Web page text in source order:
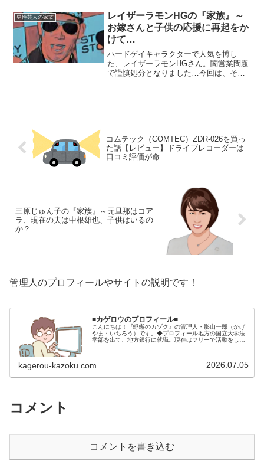
男性芸人の家族
レイザーラモンHGの『家族』～
お嫁さんと子供の応援に再起をか
けて…
ハードゲイキャラクターで人気を博し
た、レイザーラモンHGさん。闇営業問題
で謹慎処分となりました…今回は、そん
コムテック（COMTEC）ZDR-026を買っ
た話【レビュー】ドライブレコーダーは
口コミ評価が命
三原じゅん子の『家族』～元旦那はコア
ラ、現在の夫は中根雄也、子供はいるの
か？
管理人のプロフィールやサイトの説明です！
■カゲロウのプロフィール■
こんにちは！『蜉蝣のカゾク』の管理人・影山一郎（かげ
やま・いちろう）です。◆プロフィール地方の国立大学法
学部を出て、地方銀行に就職。現在はフリーで活動をして
kagerou-kazoku.com 2026.07.05
コメント
コメントを書き込む